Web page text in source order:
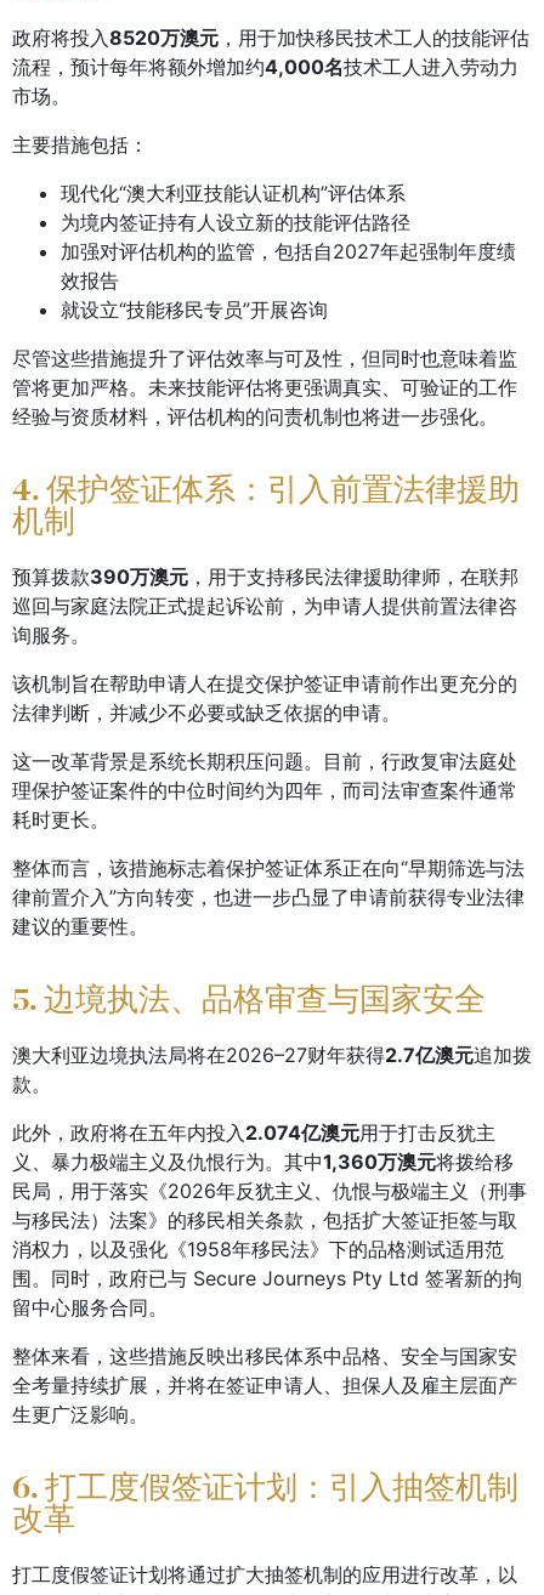
政府将投入8520万澳元 ，用于加快移民技术工人的技能评估
流程，预计每年将额外增加约4,000名技术工人进入劳动力
市场。
主要措施包括：
现代化“澳大利亚技能认证机构”评估体系
为境内签证持有人设立新的技能评估路径
加强对评估机构的监管，包括自2027年起强制年度绩
效报告
就设立“技能移民专员”开展咨询
尽管这些措施提升了评估效率与可及性，但同时也意味着监
管将更加严格。未来技能评估将更强调真实、可验证的工作
经验与资质材料，评估机构的问责机制也将进一步强化。
4. 保护签证体系：引入前置法律援助
机制
预算拨款390万澳元 ，用于支持移民法律援助律师，在联邦
巡回与家庭法院正式提起诉讼前，为申请人提供前置法律咨
询服务。
该机制旨在帮助申请人在提交保护签证申请前作出更充分的
法律判断，并减少不必要或缺乏依据的申请。
这一改革背景是系统长期积压问题。目前，行政复审法庭处
理保护签证案件的中位时间约为四年，而司法审查案件通常
耗时更长。
整体而言，该措施标志着保护签证体系正在向“早期筛选与法
律前置介入”方向转变，也进一步凸显了申请前获得专业法律
建议的重要性。
5. 边境执法、品格审查与国家安全
澳大利亚边境执法局将在2026–27财年获得2.7亿澳元追加拨
款。
此外，政府将在五年内投入 2.074亿澳元用于打击反犹主
义、暴力极端主义及仇恨行为。其中1,360万澳元将拨给移
民局，用于落实《2026年反犹主义、仇恨与极端主义（刑事
与移民法）法案》的移民相关条款，包括扩大签证拒签与取
消权力，以及强化《1958年移民法》下的品格测试适用范
围。同时，政府已与 Secure Journeys Pty Ltd 签署新的拘
留中心服务合同。
整体来看，这些措施反映出移民体系中品格、安全与国家安
全考量持续扩展，并将在签证申请人、担保人及雇主层面产
生更广泛影响。
6. 打工度假签证计划：引入抽签机制
改革
打工度假签证计划将通过扩大抽签机制的应用进行改革，以